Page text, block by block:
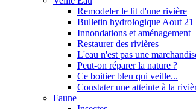
Remodeler le lit d'une rivière
Bulletin hydrologique Aout 21
Innondations et aménagement
Restaurer des rivières
L'eau n'est pas une
Peut-on réparer la nature ?
Ce boitier bleu qui veille...
Constater une atteinte à la
Faune